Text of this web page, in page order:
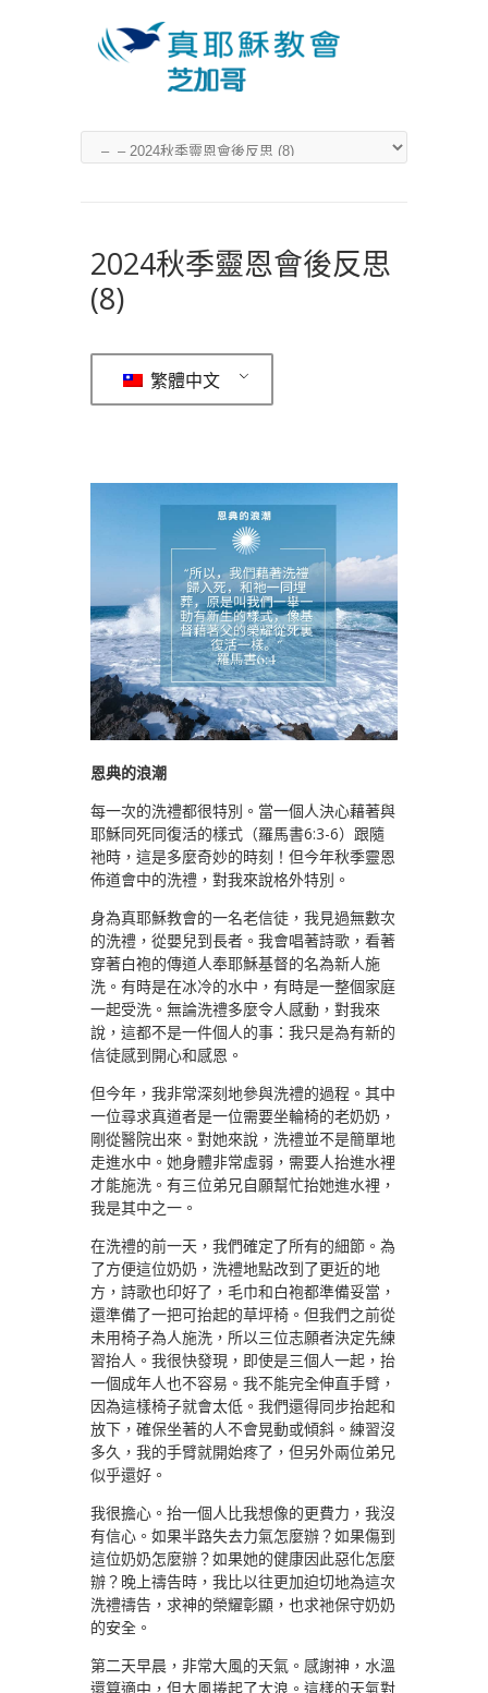
2024秋季靈恩會後反思
(8)
繁體中文
恩典的浪潮
每一次的洗禮都很特別。當一個人決心藉著與
耶穌同死同復活的樣式（羅馬書6:3-6）跟隨
祂時，這是多麼奇妙的時刻！但今年秋季靈恩
佈道會中的洗禮，對我來說格外特別。
身為真耶穌教會的一名老信徒，我見過無數次
的洗禮，從嬰兒到長者。我會唱著詩歌，看著
穿著白袍的傳道人奉耶穌基督的名為新人施
洗。有時是在冰冷的水中，有時是一整個家庭
一起受洗。無論洗禮多麼令人感動，對我來
說，這都不是一件個人的事：我只是為有新的
信徒感到開心和感恩。
但今年，我非常深刻地參與洗禮的過程。其中
一位尋求真道者是一位需要坐輪椅的老奶奶，
剛從醫院出來。對她來說，洗禮並不是簡單地
走進水中。她身體非常虛弱，需要人抬進水裡
才能施洗。有三位弟兄自願幫忙抬她進水裡，
我是其中之一。
在洗禮的前一天，我們確定了所有的細節。為
了方便這位奶奶，洗禮地點改到了更近的地
方，詩歌也印好了，毛巾和白袍都準備妥當，
還準備了一把可抬起的草坪椅。但我們之前從
未用椅子為人施洗，所以三位志願者決定先練
習抬人。我很快發現，即使是三個人一起，抬
一個成年人也不容易。我不能完全伸直手臂，
因為這樣椅子就會太低。我們還得同步抬起和
放下，確保坐著的人不會晃動或傾斜。練習沒
多久，我的手臂就開始疼了，但另外兩位弟兄
似乎還好。
我很擔心。抬一個人比我想像的更費力，我沒
有信心。如果半路失去力氣怎麼辦？如果傷到
這位奶奶怎麼辦？如果她的健康因此惡化怎麼
辦？晚上禱告時，我比以往更加迫切地為這次
洗禮禱告，求神的榮耀彰顯，也求祂保守奶奶
的安全。
第二天早晨，非常大風的天氣。感謝神，水溫
還算適中，但大風捲起了大浪。這樣的天氣對